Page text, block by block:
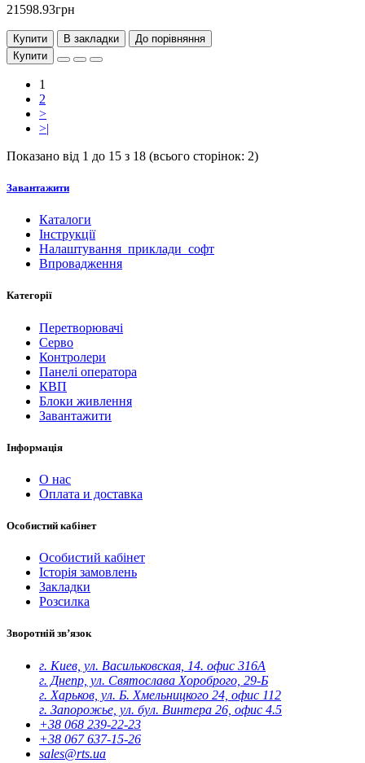
21598.93грн
Купити В закладки
До порівняння
Купити
1
2
>
>|
Показано від 1 до 15 з 18 (всього сторінок: 2)
Завантажити
Каталоги
Інструкції
Налаштування_приклади_софт
Впровадження
Категорії
Перетворювачі
Серво
Контролери
Панелі оператора
КВП
Блоки живлення
Завантажити
Інформація
O нас
Оплата и доставка
Особистий кабінет
Особистий кабінет
Історія замовлень
Закладки
Розсилка
Зворотній зв’язок
г. Киев, ул. Васильковская, 14. офис 316А
г. Днепр, ул. Святослава Хороброго, 29-Б
г. Харьков, ул. Б. Хмельницкого 24, офис 112
г. Запорожье, ул. бул. Винтера 26, офис 4.5
+38 068 239-22-23
+38 067 637-15-26
sales@rts.ua